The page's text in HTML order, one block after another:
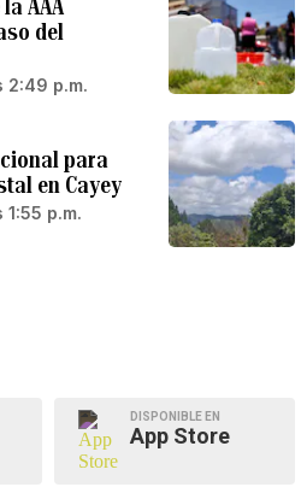
AAA
del
2:49 p.m.
para
en Cayey
p.m.
DISPONIBLE EN
App Store